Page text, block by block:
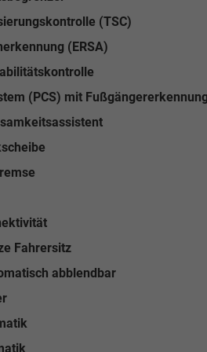
(TSC)
(ERSA)
(PCS) mit
Fahrersitz
abblendbar